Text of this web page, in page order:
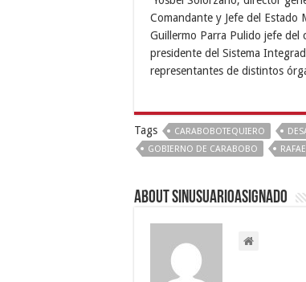
Comandante y Jefe del Estado
Guillermo Parra Pulido jefe del
presidente del Sistema
representantes de distintos
Tags CARABOBOTEQUIERO
GOBIERNO DE CARABOBO
About sinusuarioasignado